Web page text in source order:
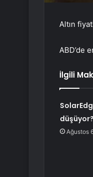
Altın
ABD’de
İlgili
düşüyor?
Ağustos